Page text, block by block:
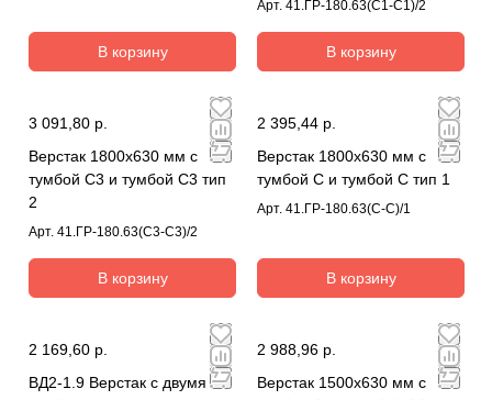
В корзину
Арт. 41.ГР-180.63(С1-С1)/2
В корзину
3 091,80 р.
Верстак 1800х630 мм с
тумбой С3 и тумбой С3 тип
2
Арт. 41.ГР-180.63(С3-С3)/2
В корзину
2 395,44 р.
Верстак 1800х630 мм с
тумбой С и тумбой С тип 1
Арт. 41.ГР-180.63(С-С)/1
В корзину
2 169,60 р.
ВД2-1.9 Верстак с двумя
2 988,96 р.
Верстак 1500х630 мм с